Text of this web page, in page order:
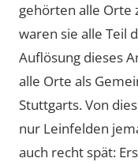
gehörten alle Orte
waren sie alle Teil
Auflösung dieses
alle Orte als
Stuttgarts. Von
nur Leinfelden
auch recht spät: